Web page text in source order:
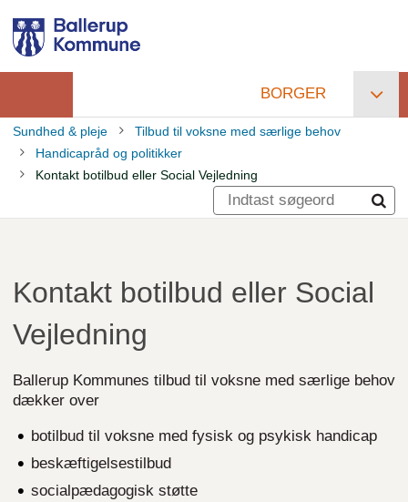
hovedindhold
Primær
navigation
BORGER
Brødkrumme
Sundhed & pleje
Tilbud til voksne med særlige behov
Handicapråd og politikker
Kontakt botilbud eller Social Vejledning
Kontakt botilbud eller Social
Vejledning
Ballerup Kommunes tilbud til voksne med særlige behov
dækker over
botilbud til voksne med fysisk og psykisk handicap
beskæftigelsestilbud
socialpædagogisk støtte